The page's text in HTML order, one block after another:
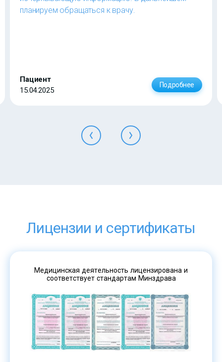
планируем обращаться к врачу.
Пациент
15.04.2025
Подробнее
Лицензии и сертификаты
Медицинская деятельность лицензирована и
соответствует стандартам Минздрава